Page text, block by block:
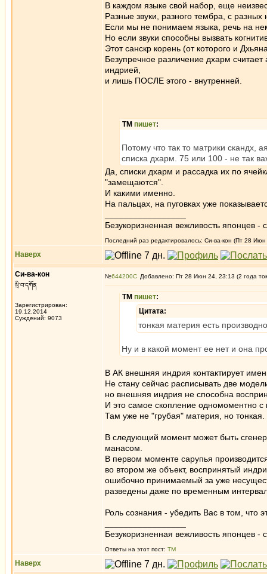
В каждом языке свой набор, еще
Разные звуки, разного тембра, с
Если мы не понимаем языка, речь на
Но если звуки способны вызвать
Этот санскр корень (от которого и
Безупречное различение дхарм
индрией,
и лишь ПОСЛЕ этого - внутренней.
ТМ пишет:
Потому что так то матрики скандх,
списка дхарм. 75 или 100 - не так
Да, списки дхарм и рассадка их по
"замещаются".
И какими именно.
На пальцах, на пуговках уже
Безукоризненная вежливость японцев -
Последний раз редактировалось: Си-ва-кон (Пт 28
Наверх
Си-ва-кон
སྲི་བ་དཀོན
Зарегистрирован:
19.12.2014
Суждений: 9073
№644200 Добавлено: Пт 28 Июн 24, 23:13 (2 года
ТМ пишет:
Цитата:
тонкая материя есть
Ну и в какой момент ее нет и она
В АК внешняя индрия контактирует
Не стану сейчас расписывать две
но внешняя индрия не способна
И это самое скопление одномоментно с
Там уже не "грубая" материя, но
В следующий момент может быть
манасом.
В первом моменте сарупья
во втором же объект, воспринятый
ошибочно принимаемый за уже
разведены даже по временным
Роль сознания - убедить Вас в том, что
Безукоризненная вежливость японцев -
Ответы на этот пост: ТМ
Наверх